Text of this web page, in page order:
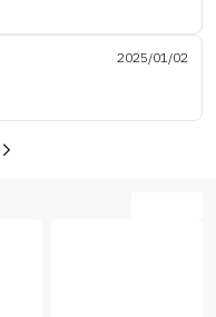
2025/01/02